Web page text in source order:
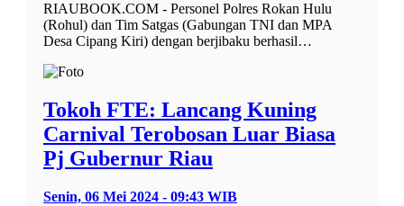
RIAUBOOK.COM - Personel Polres Rokan Hulu
(Rohul) dan Tim Satgas (Gabungan TNI dan MPA
Desa Cipang Kiri) dengan berjibaku berhasil…
Tokoh FTE: Lancang Kuning
Carnival Terobosan Luar Biasa
Pj Gubernur Riau
Senin, 06 Mei 2024 - 09:43 WIB